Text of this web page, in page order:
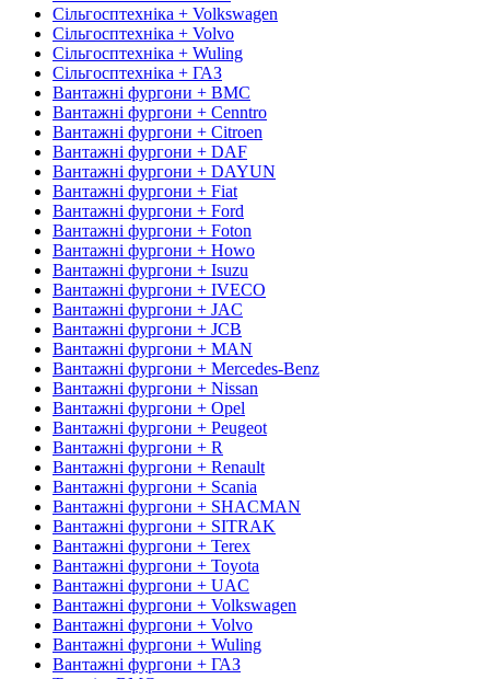
Сільгосптехніка + Volkswagen
Сільгосптехніка + Volvo
Сільгосптехніка + Wuling
Сільгосптехніка + ГАЗ
Вантажні фургони + BMC
Вантажні фургони + Cenntro
Вантажні фургони + Citroen
Вантажні фургони + DAF
Вантажні фургони + DAYUN
Вантажні фургони + Fiat
Вантажні фургони + Ford
Вантажні фургони + Foton
Вантажні фургони + Howo
Вантажні фургони + Isuzu
Вантажні фургони + IVECO
Вантажні фургони + JAC
Вантажні фургони + JCB
Вантажні фургони + MAN
Вантажні фургони + Mercedes-Benz
Вантажні фургони + Nissan
Вантажні фургони + Opel
Вантажні фургони + Peugeot
Вантажні фургони + R
Вантажні фургони + Renault
Вантажні фургони + Scania
Вантажні фургони + SHACMAN
Вантажні фургони + SITRAK
Вантажні фургони + Terex
Вантажні фургони + Toyota
Вантажні фургони + UAC
Вантажні фургони + Volkswagen
Вантажні фургони + Volvo
Вантажні фургони + Wuling
Вантажні фургони + ГАЗ